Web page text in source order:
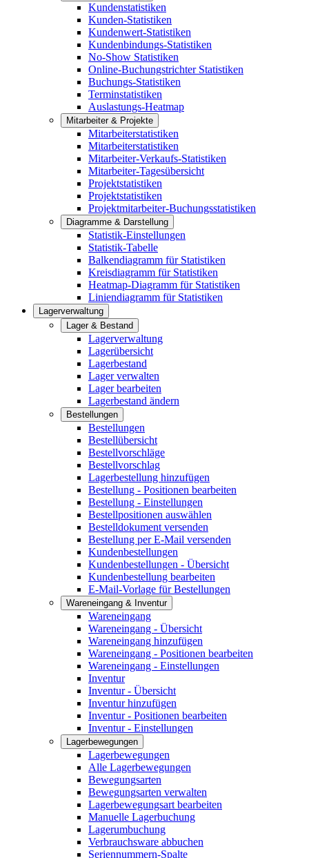
Kundenstatistiken
Kunden-Statistiken
Kundenwert-Statistiken
Kundenbindungs-Statistiken
No-Show Statistiken
Online-Buchungstrichter Statistiken
Buchungs-Statistiken
Terminstatistiken
Auslastungs-Heatmap
Mitarbeiter & Projekte
Mitarbeiterstatistiken
Mitarbeiterstatistiken
Mitarbeiter-Verkaufs-Statistiken
Mitarbeiter-Tagesübersicht
Projektstatistiken
Projektstatistiken
Projektmitarbeiter-Buchungsstatistiken
Diagramme & Darstellung
Statistik-Einstellungen
Statistik-Tabelle
Balkendiagramm für Statistiken
Kreisdiagramm für Statistiken
Heatmap-Diagramm für Statistiken
Liniendiagramm für Statistiken
Lagerverwaltung
Lager & Bestand
Lagerverwaltung
Lagerübersicht
Lagerbestand
Lager verwalten
Lager bearbeiten
Lagerbestand ändern
Bestellungen
Bestellungen
Bestellübersicht
Bestellvorschläge
Bestellvorschlag
Lagerbestellung hinzufügen
Bestellung - Positionen bearbeiten
Bestellung - Einstellungen
Bestellpositionen auswählen
Bestelldokument versenden
Bestellung per E-Mail versenden
Kundenbestellungen
Kundenbestellungen - Übersicht
Kundenbestellung bearbeiten
E-Mail-Vorlage für Bestellungen
Wareneingang & Inventur
Wareneingang
Wareneingang - Übersicht
Wareneingang hinzufügen
Wareneingang - Positionen bearbeiten
Wareneingang - Einstellungen
Inventur
Inventur - Übersicht
Inventur hinzufügen
Inventur - Positionen bearbeiten
Inventur - Einstellungen
Lagerbewegungen
Lagerbewegungen
Alle Lagerbewegungen
Bewegungsarten
Bewegungsarten verwalten
Lagerbewegungsart bearbeiten
Manuelle Lagerbuchung
Lagerumbuchung
Verbrauchsware abbuchen
Seriennummern-Spalte